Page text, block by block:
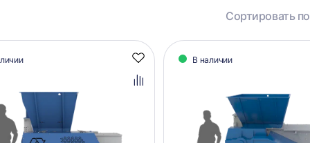
Сортировать
Добавить
Добавить
В наличии